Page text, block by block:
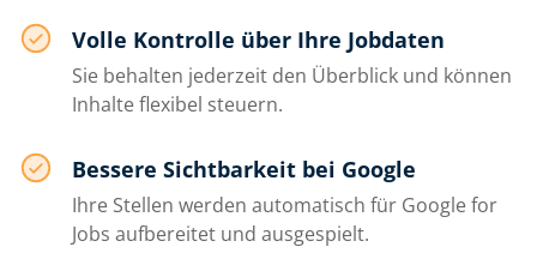
Volle Kontrolle über Ihre Jobdaten
Sie behalten jederzeit den Überblick und können
Inhalte flexibel steuern.
Bessere Sichtbarkeit bei Google
Ihre Stellen werden automatisch für Google for
Jobs aufbereitet und ausgespielt.